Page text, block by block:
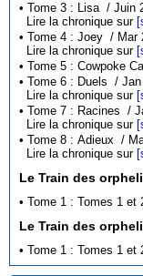
Lire la chronique sur
Lire la chronique sur
Lire la chronique sur
Lire la chronique sur
Lire la chronique sur